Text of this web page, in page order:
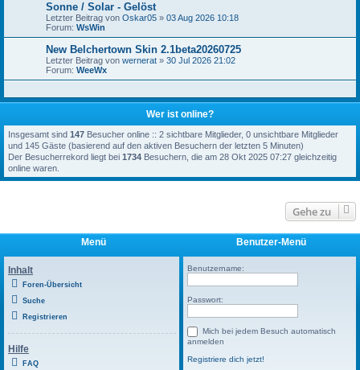
Sonne / Solar - Gelöst
Letzter Beitrag von Oskar05 » 03 Aug 2026 10:18
Forum: WsWin
New Belchertown Skin 2.1beta20260725
Letzter Beitrag von wernerat » 30 Jul 2026 21:02
Forum: WeeWx
Wer ist online?
Insgesamt sind 147 Besucher online :: 2 sichtbare Mitglieder, 0 unsichtbare Mitglieder
und 145 Gäste (basierend auf den aktiven Besuchern der letzten 5 Minuten)
Der Besucherrekord liegt bei 1734 Besuchern, die am 28 Okt 2025 07:27 gleichzeitig
online waren.
Gehe zu
Menü
Inhalt
Foren-Übersicht
Suche
Registrieren
Hilfe
FAQ
Benutzer-Menü
Benutzername:
Passwort:
Mich bei jedem Besuch automatisch
anmelden
Registriere dich jetzt!